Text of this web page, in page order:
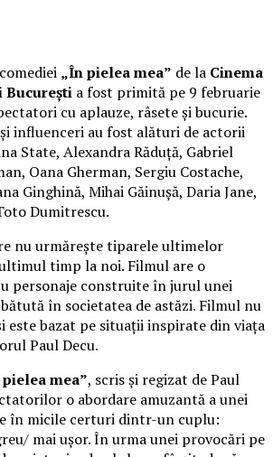
„În pielea mea” de la Cinema
București a fost primită pe 9 februarie
cu aplauze, râsete și bucurie.
influenceri au fost alături de actorii
State, Alexandra Răduță, Gabriel
Oana Gherman, Sergiu Costache,
Ginghină, Mihai Găinușă, Daria Jane,
Dumitrescu.
nu urmărește tiparele ultimelor
timp la noi. Filmul are o
personaje construite în jurul unei
în societatea de astăzi. Filmul nu
bazat pe situații inspirate din viața
Paul Decu.
mea”, scris și regizat de Paul
o abordare amuzantă a unei
în micile certuri dintr-un cuplu:
mai ușor. În urma unei provocări pe